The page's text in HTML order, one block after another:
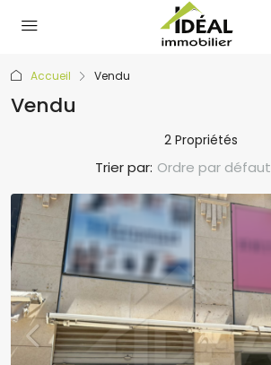
Accueil Vendu
Vendu
2 Propriétés
Trier par: Ordre par défaut